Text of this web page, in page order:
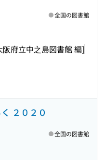
府立中之島図書館 編]
全国の図書館
２０２０
全国の図書館